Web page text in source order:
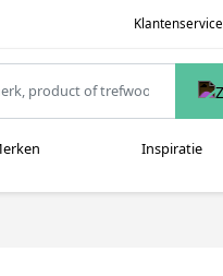
Klantenservice
Inspiratie